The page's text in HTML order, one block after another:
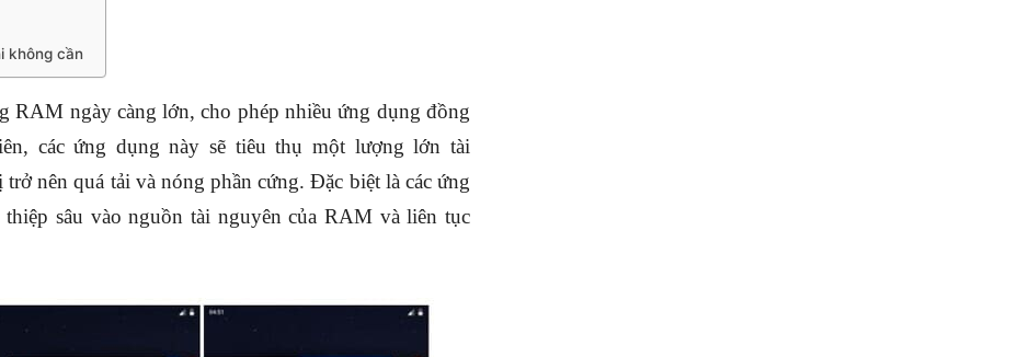
không cần
RAM ngày càng lớn, cho phép nhiều ứng dụng đồng
các ứng dụng này sẽ tiêu thụ một lượng lớn tài
nên quá tải và nóng phần cứng. Đặc biệt là các ứng
thiệp sâu vào nguồn tài nguyên của RAM và liên tục